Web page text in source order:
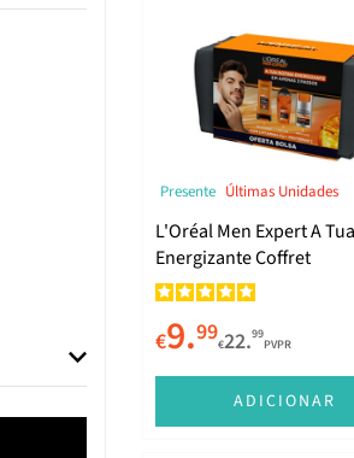
Presente Últimas Unidades
L'Oréal Men Expert A
Energizante Coffret
€9.99€22.99
PVPR
ADICIONAR